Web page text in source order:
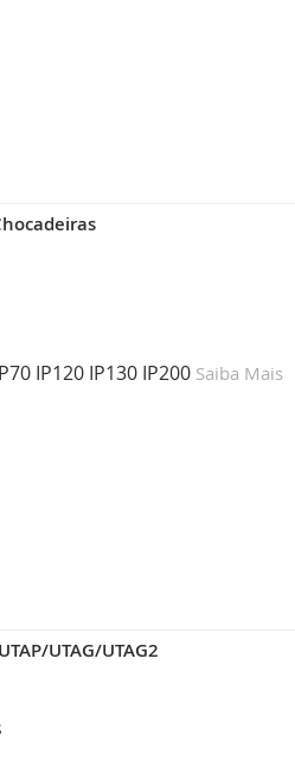
IP120 IP130 IP200 Saiba Mais
UTAG/UTAG2